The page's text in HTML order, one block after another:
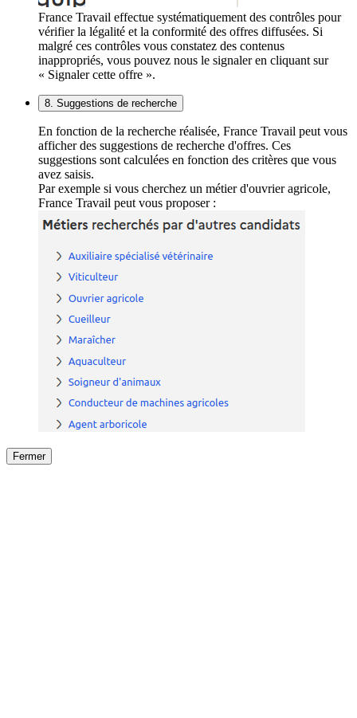
France Travail effectue systématiquement des contrôles pour
vérifier la légalité et la conformité des offres diffusées. Si
malgré ces contrôles vous constatez des contenus
inappropriés, vous pouvez nous le signaler en cliquant sur
« Signaler cette offre ».
8. Suggestions de recherche
En fonction de la recherche réalisée, France Travail peut vous
afficher des suggestions de recherche d'offres. Ces
suggestions sont calculées en fonction des critères que vous
avez saisis.
Par exemple si vous cherchez un métier d'ouvrier agricole,
France Travail peut vous proposer :
Fermer